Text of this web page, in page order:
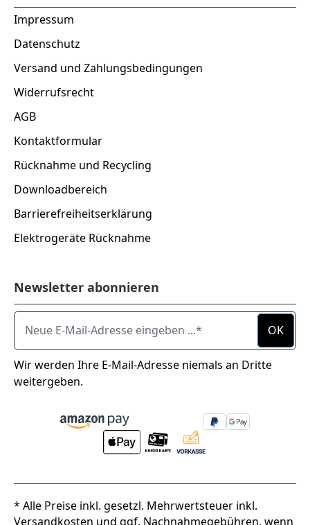
Impressum
Datenschutz
Versand und Zahlungsbedingungen
Widerrufsrecht
AGB
Kontaktformular
Rücknahme und Recycling
Downloadbereich
Barrierefreiheitserklärung
Elektrogeräte Rücknahme
Newsletter abonnieren
Neue E-Mail-Adresse eingeben ...
OK
Wir werden Ihre E-Mail-Adresse niemals an Dritte
weitergeben.
* Alle Preise inkl. gesetzl. Mehrwertsteuer inkl.
Versandkosten und ggf. Nachnahmegebühren, wenn